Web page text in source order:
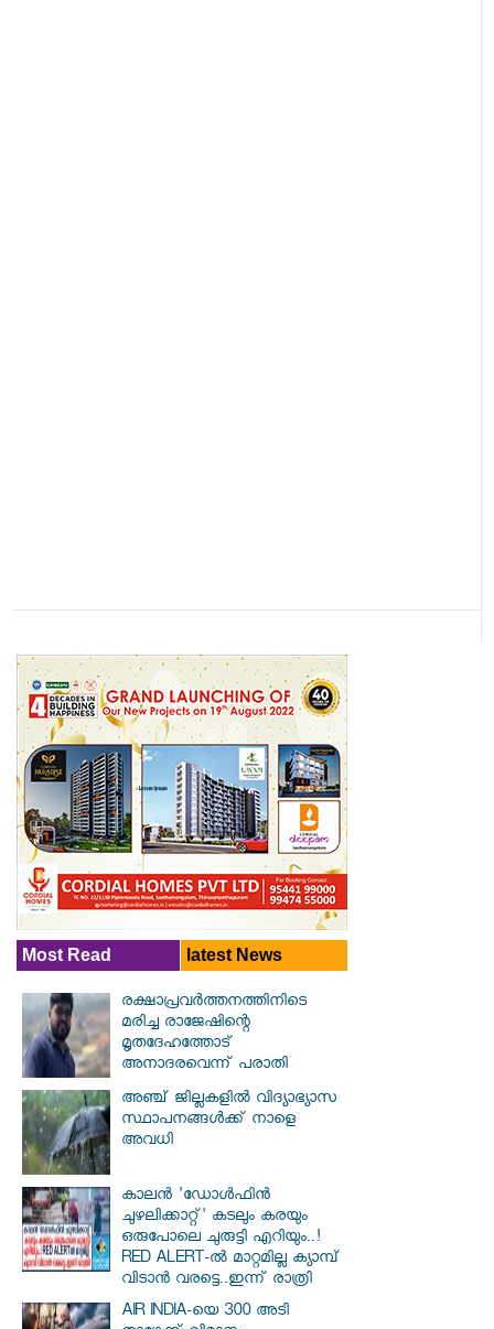
Most Read latest News
രക്ഷാപ്രവര്‍ത്തനത്തിനിടെ
മരിച്ച രാജേഷിന്റെ
മൃതദേഹത്തോട്
അനാദരവെന്ന് പരാതി
അഞ്ച് ജില്ലകളില്‍ വിദ്യാഭ്യാസ
സ്ഥാപനങ്ങള്‍ക്ക് നാളെ
അവധി
കാലൻ 'ഡോൾഫിൻ
ചുഴലിക്കാറ്റ്' കടലും കരയും
ഒരുപോലെ ചുരുട്ടി എറിയും..!
RED ALERT-ൽ മാറ്റമില്ല ക്യാമ്പ്
വിടാൻ വരട്ടെ..ഇന്ന് രാത്രി
AIR INDIA-യെ 300 അടി